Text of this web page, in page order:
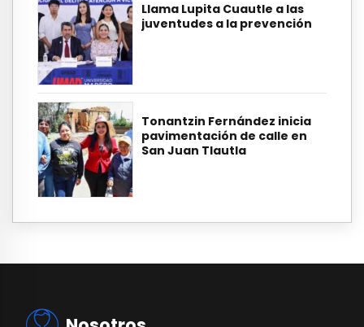
Llama Lupita Cuautle a las
juventudes a la prevención
Tonantzin Fernández inicia
pavimentación de calle en
San Juan Tlautla